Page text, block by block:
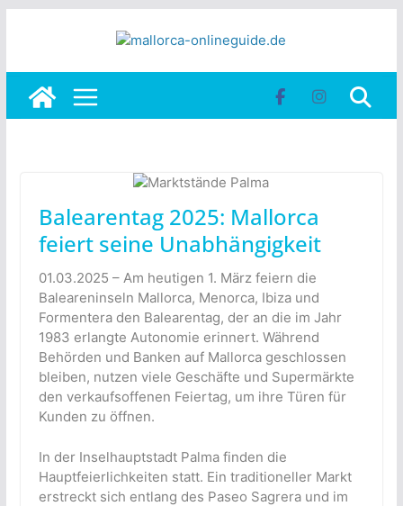
Balearentag 2025: Mallorca
feiert seine Unabhängigkeit
01.03.2025 – Am heutigen 1. März feiern die
Baleareninseln Mallorca, Menorca, Ibiza und
Formentera den Balearentag, der an die im Jahr
1983 erlangte Autonomie erinnert. Während
Behörden und Banken auf Mallorca geschlossen
bleiben, nutzen viele Geschäfte und Supermärkte
den verkaufsoffenen Feiertag, um ihre Türen für
Kunden zu öffnen.
In der Inselhauptstadt Palma finden die
Hauptfeierlichkeiten statt. Ein traditioneller Markt
erstreckt sich entlang des Paseo Sagrera und im